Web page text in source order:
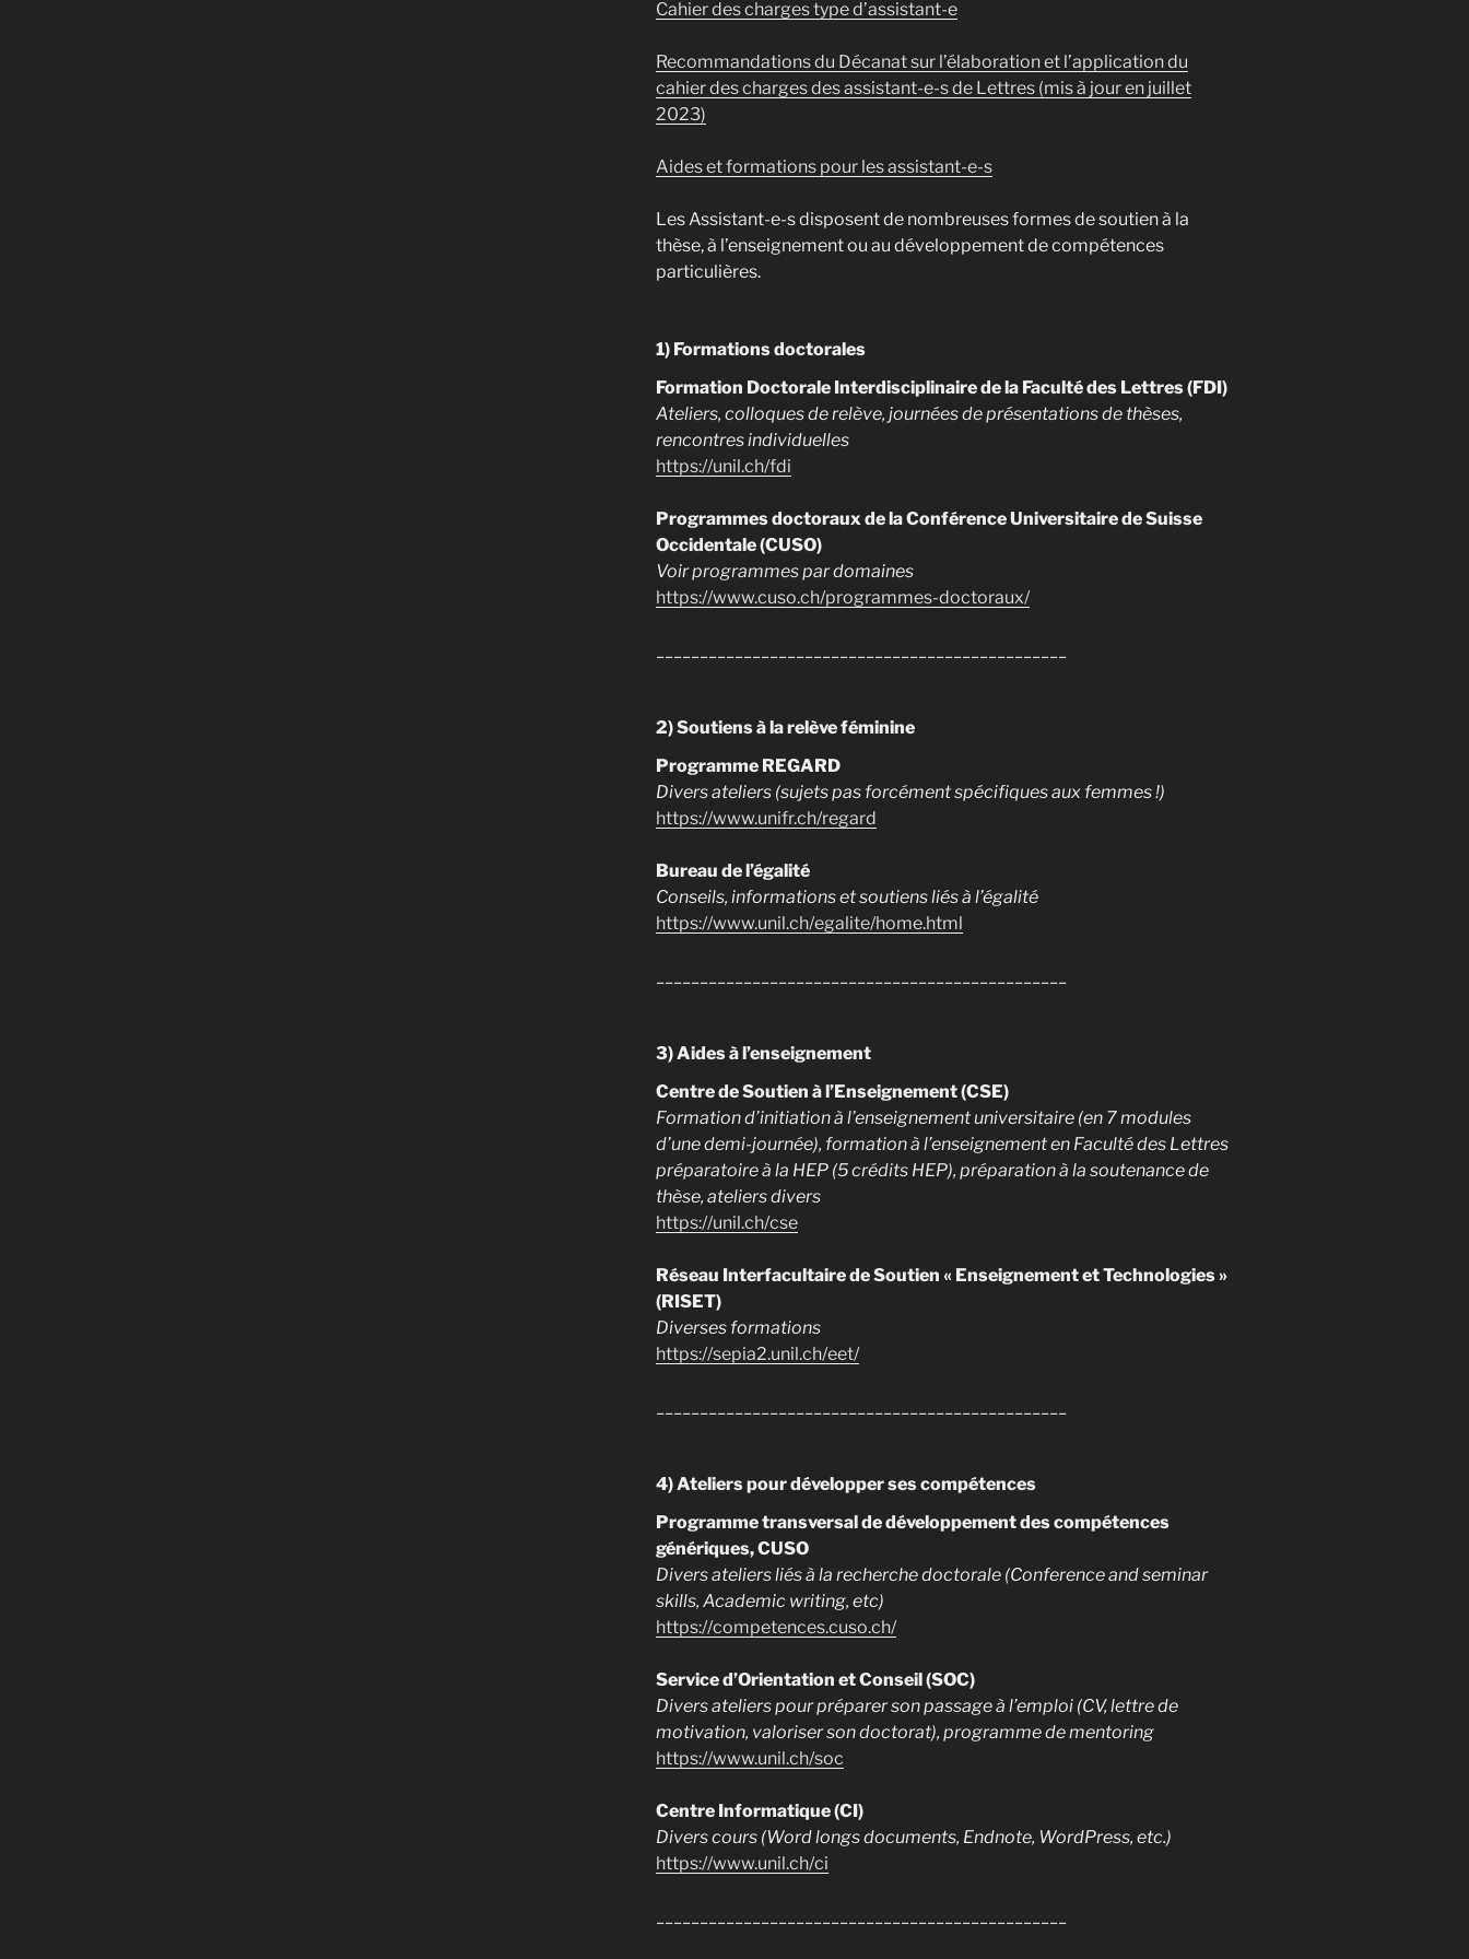
Cahier des charges type d’assistant-e
Recommandations du Décanat sur l’élaboration et l’application du
cahier des charges des assistant-e-s de Lettres (mis à jour en juillet
2023)
Aides et formations pour les assistant-e-s
Les Assistant-e-s disposent de nombreuses formes de soutien à la
thèse, à l’enseignement ou au développement de compétences
particulières.
1) Formations doctorales
Formation Doctorale Interdisciplinaire de la Faculté des Lettres (FDI)
Ateliers, colloques de relève, journées de présentations de thèses,
rencontres individuelles
https://unil.ch/fdi
Programmes doctoraux de la Conférence Universitaire de Suisse
Occidentale (CUSO)
Voir programmes par domaines
https://www.cuso.ch/programmes-doctoraux/
2)Soutiens à la relève féminine
Programme REGARD
Divers ateliers (sujets pas forcément spécifiques aux femmes !)
https://www.unifr.ch/regard
Bureau de l’égalité
Conseils, informations et soutiens liés à l’égalité
https://www.unil.ch/egalite/home.html
3) Aides à l’enseignement
Centre de Soutien à l’Enseignement (CSE)
Formation d’initiation à l’enseignement universitaire (en 7 modules
d’une demi-journée), formation à l’enseignement en Faculté des Lettres
préparatoire à la HEP (5 crédits HEP), préparation à la soutenance de
thèse, ateliers divers
https://unil.ch/cse
Réseau Interfacultaire de Soutien « Enseignement et Technologies »
(RISET)
Diverses formations
https://sepia2.unil.ch/eet/
4) Ateliers pour développer ses compétences
Programme transversal de développement des compétences
génériques, CUSO
Divers ateliers liés à la recherche doctorale (Conference and seminar
skills, Academic writing, etc)
https://competences.cuso.ch/
Service d’Orientation et Conseil (SOC)
Divers ateliers pour préparer son passage à l’emploi (CV, lettre de
motivation, valoriser son doctorat), programme de mentoring
https://www.unil.ch/soc
Centre Informatique (CI)
Divers cours (Word longs documents, Endnote, WordPress, etc.)
https://www.unil.ch/ci